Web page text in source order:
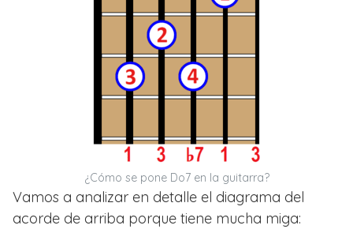
¿Cómo se pone Do7 en la guitarra?
Vamos a analizar en detalle el diagrama del
acorde de arriba porque tiene mucha miga: